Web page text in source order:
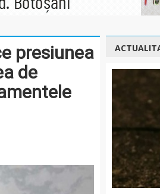
presiunea
de